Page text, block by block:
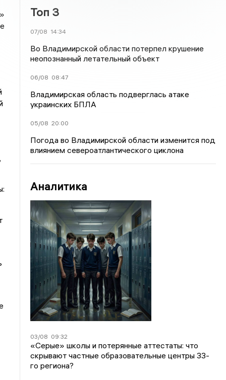
Топ 3
07/08 14:34
Во Владимирской области потерпел крушение
неопознанный летательный объект
06/08 08:47
Владимирская область подверглась атаке
украинских БПЛА
05/08 20:00
Погода во Владимирской области изменится под
влиянием североатлантического циклона
Аналитика
03/08 09:32
«Серые» школы и потерянные аттестаты: что
скрывают частные образовательные центры 33-
го региона?